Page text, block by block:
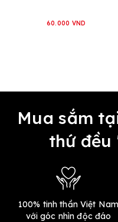
60.000 VND
Mua sắm
thứ đều
100% tinh thần Việt Nam
với góc nhìn độc đáo